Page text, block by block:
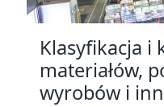
Klasyfikacja i
materiałów,
wyrobów i